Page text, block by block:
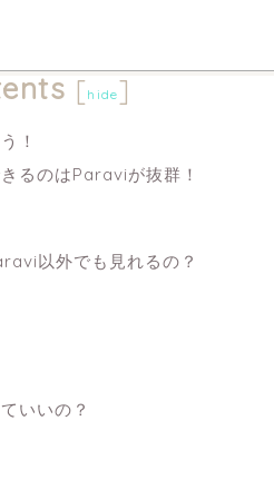
[hide]
！
るのはParaviが抜群！
以外でも見れるの？
いいの？